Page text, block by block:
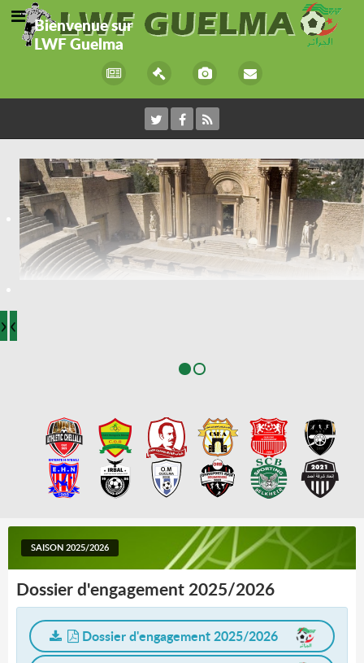
Bienvenue sur
LWF Guelma
›‹
SAISON 2025/2026
Dossier d'engagement 2025/2026
Dossier d'engagement 2025/2026